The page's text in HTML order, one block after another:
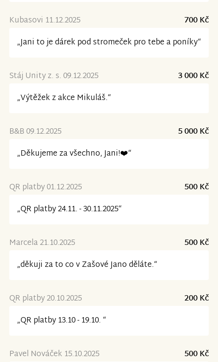
Kubasovi 11.12.2025
700 Kč
„Jani to je dárek pod stromeček pro tebe a poníky“
Stáj Unity z. s. 09.12.2025
3 000 Kč
„Výtěžek z akce Mikuláš.“
B&B 09.12.2025
5 000 Kč
„Děkujeme za všechno, Jani!❤️“
QR platby 01.12.2025
500 Kč
„QR platby 24.11. - 30.11.2025“
Marcela 21.10.2025
500 Kč
„děkuji za to co v Zašové Jano děláte.“
QR platby 20.10.2025
200 Kč
„QR platby 13.10 - 19.10. “
Pavel Nováček 15.10.2025
500 Kč